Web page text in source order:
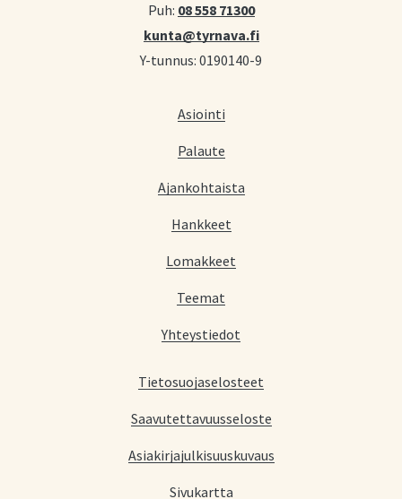
Puh: 08 558 71300
kunta@tyrnava.fi
Y-tunnus: 0190140-9
Asiointi
Palaute
Ajankohtaista
Hankkeet
Lomakkeet
Teemat
Yhteystiedot
Tietosuojaselosteet
Saavutettavuusseloste
Asiakirjajulkisuuskuvaus
Sivukartta